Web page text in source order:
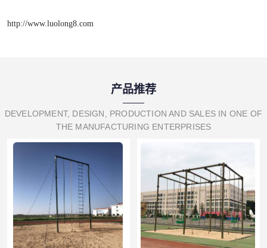
http://www.luolong8.com
产品推荐
DEVELOPMENT, DESIGN, PRODUCTION AND SALES IN ONE OF
THE MANUFACTURING ENTERPRISES